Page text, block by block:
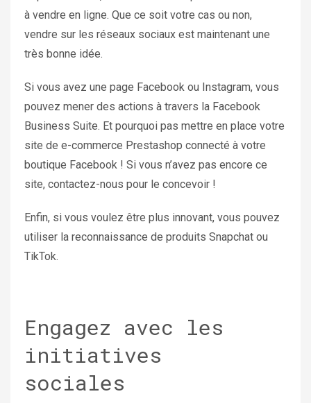
à vendre en ligne. Que ce soit votre cas ou non,
vendre sur les réseaux sociaux est maintenant une
très bonne idée.
Si vous avez une page Facebook ou Instagram, vous
pouvez mener des actions à travers la Facebook
Business Suite. Et pourquoi pas mettre en place votre
site de e-commerce Prestashop connecté à votre
boutique Facebook ! Si vous n’avez pas encore ce
site, contactez-nous pour le concevoir !
Enfin, si vous voulez être plus innovant, vous pouvez
utiliser la reconnaissance de produits Snapchat ou
TikTok.
Engagez avec les
initiatives
sociales